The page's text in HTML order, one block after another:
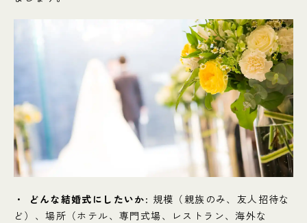
どんな結婚式にしたいか: 規模（親族のみ、友人招待な
ど）、場所（ホテル、専門式場、レストラン、海外な